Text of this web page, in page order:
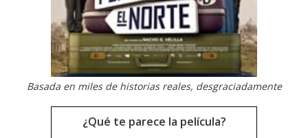
Basada en miles de historias reales, desgraciadamente
¿Qué te parece la película?